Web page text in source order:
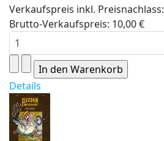
Verkaufspreis inkl. Preisnachlass:
Brutto-Verkaufspreis: 10,00 €
Details